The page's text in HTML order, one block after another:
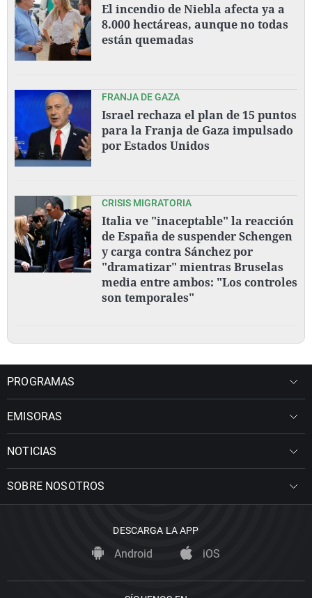
El incendio de Niebla afecta ya a
8.000 hectáreas, aunque no todas
están quemadas
FRANJA DE GAZA
Israel rechaza el plan de 15 puntos
para la Franja de Gaza impulsado
por Estados Unidos
CRISIS MIGRATORIA
Italia ve "inaceptable" la reacción
de España de suspender Schengen
y carga contra Sánchez por
"dramatizar" mientras Bruselas
media entre ambos: "Los controles
son temporales"
PROGRAMAS
EMISORAS
NOTICIAS
SOBRE NOSOTROS
DESCARGA LA APP
Android iOS